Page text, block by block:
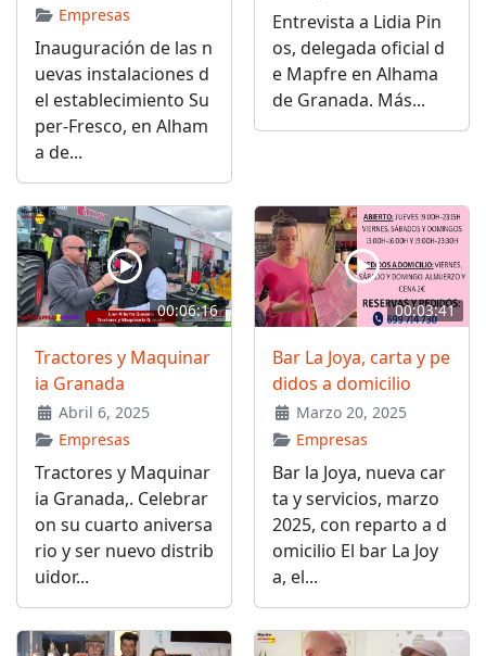
Empresas
Inauguración de las n
uevas instalaciones d
el establecimiento Su
per-Fresco, en Alham
a de...
Entrevista a Lidia Pin
os, delegada oficial d
e Mapfre en Alhama
de Granada. Más...
00:06:16
Tractores y Maquinar
ia Granada
Abril 6, 2025
Empresas
Tractores y Maquinar
ia Granada,. Celebrar
on su cuarto aniversa
rio y ser nuevo distrib
uidor...
00:03:41
Bar La Joya, carta y pe
didos a domicilio
Marzo 20, 2025
Empresas
Bar la Joya, nueva car
ta y servicios, marzo
2025, con reparto a d
omicilio El bar La Joy
a, el...